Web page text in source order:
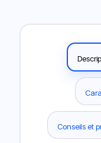
Conseils et